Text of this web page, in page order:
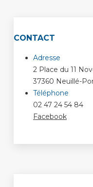
CONTACT
Adresse
2 Place du 11
37360 Neuillé-
Téléphone
02 47 24 54 84
Facebook